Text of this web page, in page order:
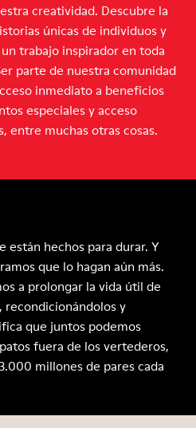
creatividad. Descubre la
únicas de individuos y
trabajo inspirador en toda
parte de nuestra comunidad
inmediato a beneficios
especiales y acceso
entre muchas otras cosas.
están hechos para durar. Y
que lo hagan aún más.
a prolongar la vida útil de
recondicionándolos y
que juntos podemos
fuera de los vertederos,
millones de pares cada